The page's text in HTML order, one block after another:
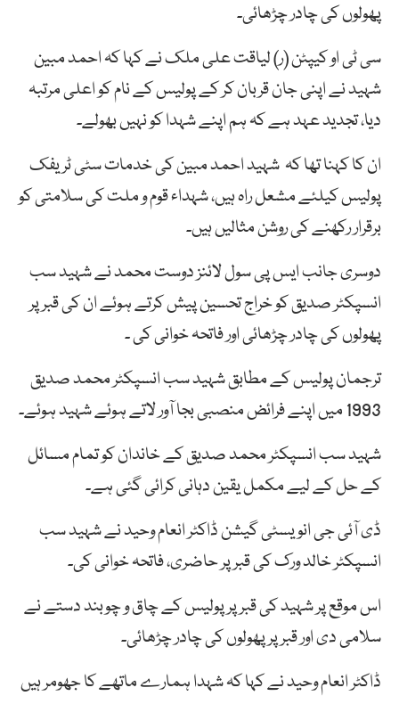
پھولوں کی چادر چڑھائی۔
سی ٹی او کیپٹن (ر) لیاقت علی ملک نے کہا کہ احمد مبین
شہید نے اپنی جان قربان کر کے پولیس کے نام کو اعلی مرتبہ
دیا، تجدید عہد ہے کہ ہم اپنے شہدا کو نہیں بھولے۔
ان کا کہنا تھا کہ شہید احمد مبین کی خدمات سٹی ٹریفک
پولیس کیلئے مشعل راہ ہیں، شہداء قوم و ملت کی سلامتی کو
برقرار رکھنے کی روشن مثالیں ہیں۔
دوسری جانب ایس پی سول لائنز دوست محمد نے شہید سب
انسپکٹر صدیق کو خراج تحسین پیش کرتے ہوئے ان کی قبر پر
پھولوں کی چادر چڑھائی اور فاتحہ خوانی کی ۔
ترجمان پولیس کے مطابق شہید سب انسپکٹر محمد صدیق
1993 میں اپنے فرائض منصبی بجا آور لاتے ہوئے شہید ہوئے۔
شہید سب انسپکٹر محمد صدیق کے خاندان کو تمام مسائل
کے حل کے لیے مکمل یقین دہانی کرائی گئی ہے۔
ڈی آئی جی انویسٹی گیشن ڈاکٹر انعام وحید نے شہید سب
انسپکٹر خالد ورک کی قبر پر حاضری، فاتحہ خوانی کی۔
اس موقع پر شہید کی قبر پر پولیس کے چاق و چوبند دستے نے
سلامی دی اور قبر پر پھولوں کی چادر چڑھائی۔
ڈاکٹر انعام وحید نے کہا کہ شہدا ہمارے ماتھے کا جھومر ہیں